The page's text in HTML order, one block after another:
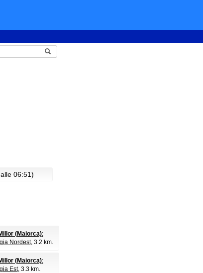
06:51)
(Maiorca):
Nordest, 3.2 km.
(Maiorca):
Est, 3.3 km.